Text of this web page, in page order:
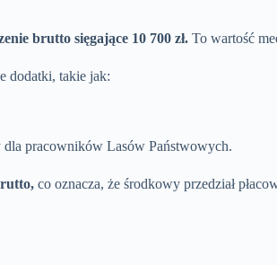
brutto sięgające 10 700 zł. To wartość
dodatki, takie jak:
dla pracowników Lasów Państwowych.
co oznacza, że środkowy przedział